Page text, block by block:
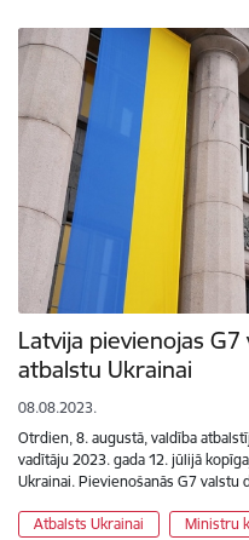
Latvija pievienojas
atbalstu Ukrainai
08.08.2023.
Otrdien, 8. augustā, valdība
vadītāju 2023. gada 12. jūlijā
Ukrainai. Pievienošanās G7 valstu
Atbalsts Ukrainai Ministru